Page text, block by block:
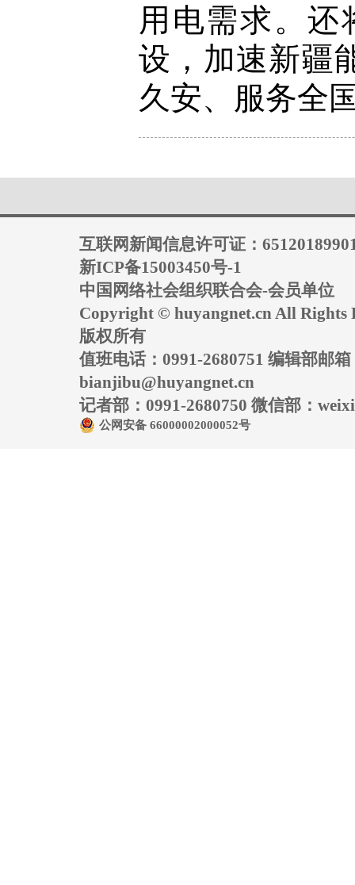
用电需求。
设，加速新疆
久安、服务全
互联网新闻信息许可证：
新ICP备15003450号-1
中国网络社会组织联合会-会员单位
Copyright © huyangnet.cn All Rights
版权所有
值班电话：0991-2680751 编辑部邮箱
bianjibu@huyangnet.cn
记者部：0991-2680750 微信部：
公网安备 66000002000052号